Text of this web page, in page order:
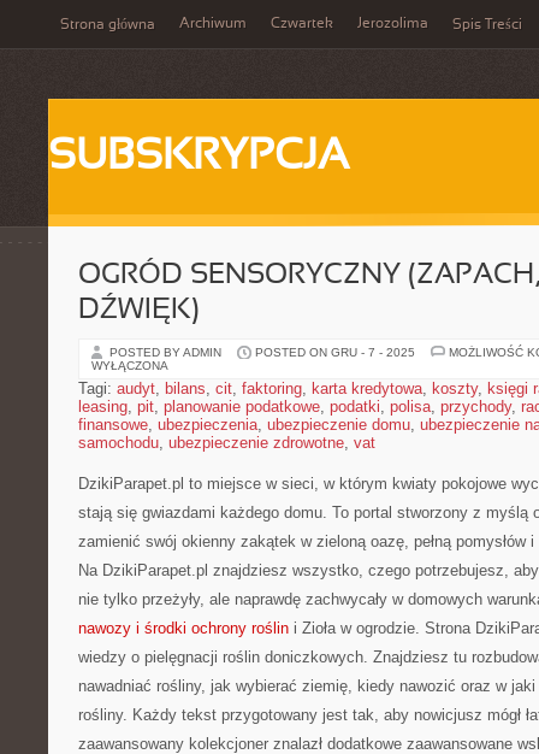
Strona główna Archiwum Czwartek Jerozolima Spis Treści
SUBSKRYPCJA
OGRÓD SENSORYCZNY
DŹWIĘK)
POSTED BY ADMIN POSTED ON GRU - 7 - 2025
MOŻLIWOŚĆ
WYŁĄCZONA
Tagi: audyt, bilans, cit, faktoring, karta kredytowa, koszty, księgi
leasing, pit, planowanie podatkowe, podatki, polisa, przychody,
finansowe, ubezpieczenia, ubezpieczenie domu, ubezpieczenie
samochodu, ubezpieczenie zdrowotne, vat
DzikiParapet.pl to miejsce w sieci, w którym kwiaty pokojowe
stają się gwiazdami każdego domu. To portal stworzony z myślą
zamienić swój okienny zakątek w zieloną oazę, pełną pomysłów
Na DzikiParapet.pl znajdziesz wszystko, czego potrzebujesz,
nie tylko przeżyły, ale naprawdę zachwycały w domowych
nawozy i środki ochrony roślin i Zioła w ogrodzie. Strona
wiedzy o pielęgnacji roślin doniczkowych. Znajdziesz tu
nawadniać rośliny, jak wybierać ziemię, kiedy nawozić oraz w
rośliny. Każdy tekst przygotowany jest tak, aby nowicjusz mógł
zaawansowany kolekcjoner znalazł dodatkowe zaawansowane